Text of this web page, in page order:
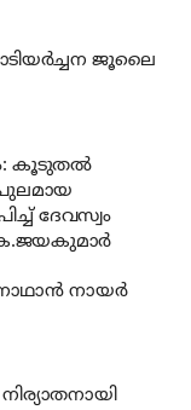
ജൂലൈ
കൂടുതല്‍
ദേവസ്വം
നായര്‍